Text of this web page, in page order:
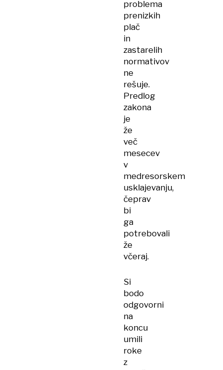
problema
prenizkih
plač
in
zastarelih
normativov
ne
rešuje.
Predlog
zakona
je
že
več
mesecev
v
medresorskem
usklajevanju,
čeprav
bi
ga
potrebovali
že
včeraj.
Si
bodo
odgovorni
na
koncu
umili
roke
z